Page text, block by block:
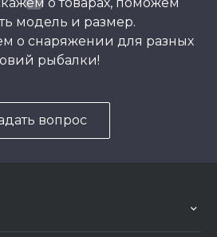
о товарах, поможем
модель и размер.
о снаряжении для разных
рыбалки!
вопрос